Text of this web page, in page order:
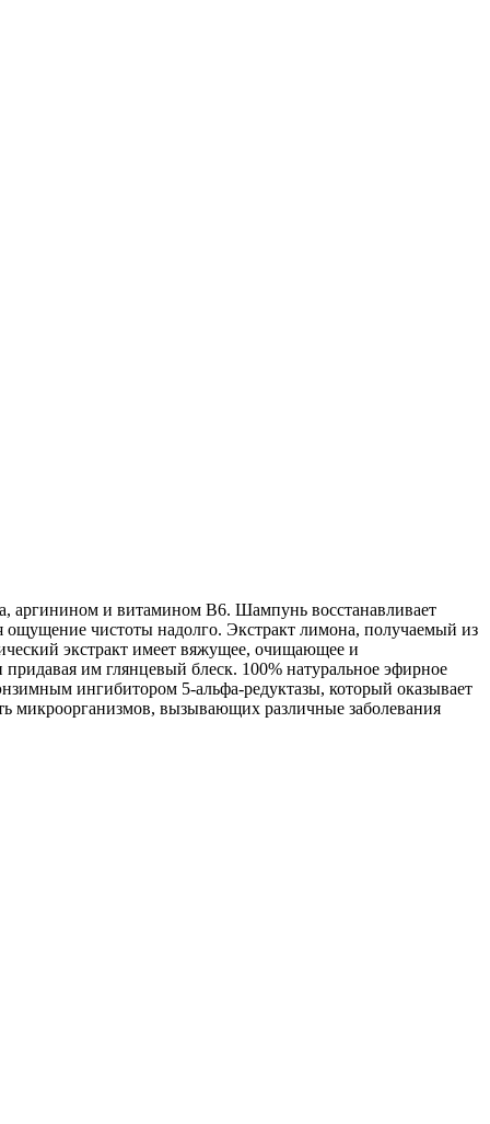
аргинином и витамином В6. Шампунь восстанавливает
ощущение чистоты надолго. Экстракт лимона, получаемый из
экстракт имеет вяжущее, очищающее и
им глянцевый блеск. 100% натуральное эфирное
ингибитором 5-альфа-редуктазы, который оказывает
микроорганизмов, вызывающих различные заболевания